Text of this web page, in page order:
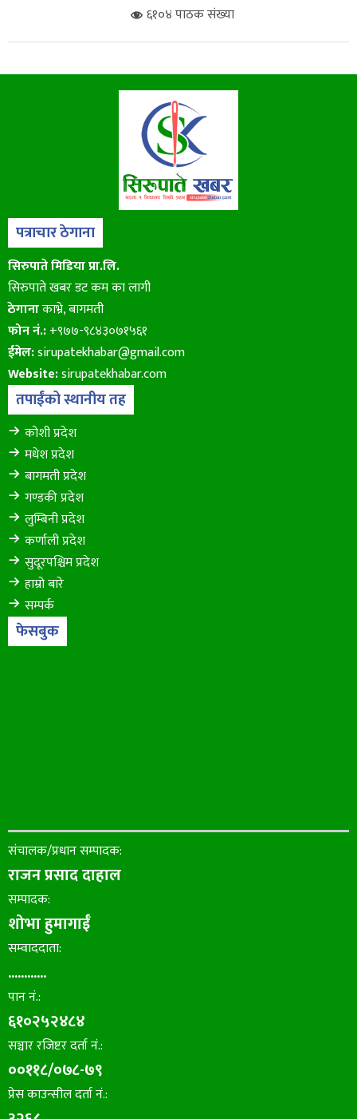
६१०४ पाठक संख्या
पत्राचार ठेगाना
सिरुपाते मिडिया प्रा.लि.
सिरुपाते खबर डट कम का लागी
ठेगानाकाभ्रे, बागमती
फोन नं.:+९७७-९८४३०७१५६१
ईमेल:sirupatekhabar@gmail.com
Website:sirupatekhabar.com
तपाईंको स्थानीय तह
कोशी प्रदेश
मधेश प्रदेश
बागमती प्रदेश
गण्डकी प्रदेश
लुम्बिनी प्रदेश
कर्णाली प्रदेश
सुदूरपश्चिम प्रदेश
हाम्रो बारे
सम्पर्क
फेसबुक
संचालक/प्रधान सम्पादक:
राजन प्रसाद दाहाल
सम्पादक:
शोभा हुमागाईँ
सम्वाददाता:
............
पान नं.:
६१०२५२४८४
सञ्चार रजिष्टर दर्ता नं.:
००११८/०७८-७९
प्रेस काउन्सील दर्ता नं.: